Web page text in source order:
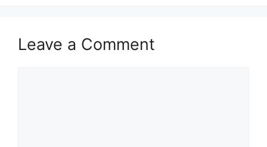
Leave a Comment